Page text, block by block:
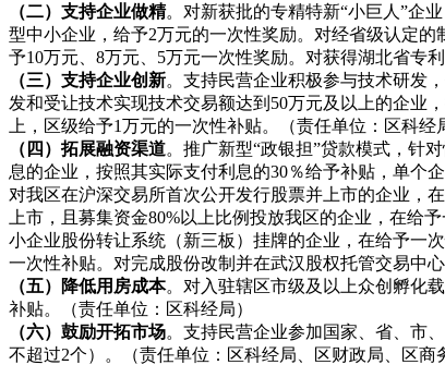
（二）支持企业做精。对新获批的专精特新“小巨人”企
型中小企业，给予2万元的一次性奖励。对经省级认定
予10万元、8万元、5万元一次性奖励。对获得湖北省专
（三）支持企业创新。支持民营企业积极参与技术研发
发和受让技术实现技术交易额达到 50万元及以上的企业
上，区级给予1万元的一次性补贴。（责任单位：区科经
（四）拓展融资渠道。推广新型“政银担”贷款模式，针
息的企业，按照其实际支付利息的30％给予补贴，单个
对我区在沪深交易所首次公开发行股票并上市的企业，
上市，且募集资金80%以上比例投放我区的企业，在给
小企业股份转让系统（新三板）挂牌的企业，在给予一
一次性补贴。对完成股份改制并在武汉股权托管交易中
（五）降低用房成本。对入驻辖区市级及以上众创孵化
补贴。（责任单位：区科经局）
（六）鼓励开拓市场。支持民营企业参加国家、省、市
不超过2个）。（责任单位：区科经局、区财政局、区商